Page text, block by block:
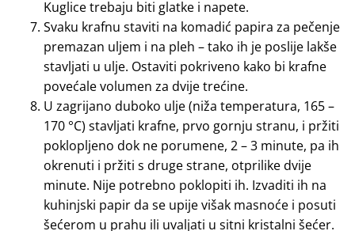
Kuglice trebaju biti glatke i napete.
Svaku krafnu staviti na komadić papira za pečenje
premazan uljem i na pleh – tako ih je poslije lakše
stavljati u ulje. Ostaviti pokriveno kako bi krafne
povećale volumen za dvije trećine.
U zagrijano duboko ulje (niža temperatura, 165 –
170 °C) stavljati krafne, prvo gornju stranu, i pržiti
poklopljeno dok ne porumene, 2 – 3 minute, pa ih
okrenuti i pržiti s druge strane, otprilike dvije
minute. Nije potrebno poklopiti ih. Izvaditi ih na
kuhinjski papir da se upije višak masnoće i posuti
šećerom u prahu ili uvaljati u sitni kristalni šećer.